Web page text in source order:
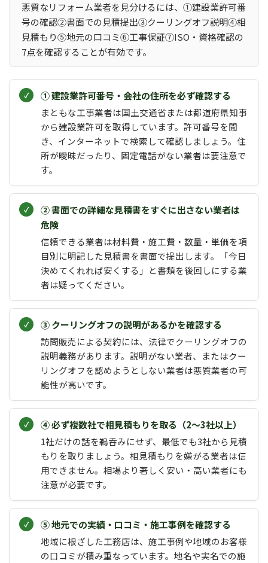
悪質なリフォーム業者を見分けるには、①建設業許可番
号の確認②書面での見積提出③クーリングオフ説明④相
見積もり⑤地元の口コミ⑥工事保証⑦ISO・資格確認の
7点を確認することが有効です。
① 建設業許可番号・会社の住所を必ず確認する
まともな工事業者は国土交通省または都道府県知事
から建設業許可を取得しています。許可番号を聞
き、インターネットで検索して確認しましょう。住
所が曖昧だったり、固定電話がない業者は要注意で
す。
② 書面での詳細な見積書をすぐに出さない業者は
危険
信頼できる業者は材料費・施工費・数量・単価を項
目別に明記した見積書を書面で提出します。「今日
決めてくれれば安くする」と書類を後回しにする業
者は疑ってください。
③ クーリングオフの説明があるかを確認する
訪問販売による契約には、法律でクーリングオフの
説明義務があります。説明がない業者、またはクー
リングオフを認めようとしない業者は悪質業者の可
能性が高いです。
④ 必ず複数社で相見積もりを取る（2〜3社以上）
1社だけの話を鵜呑みにせず、最低でも3社から見積
もりを取りましょう。相見積もりを嫌がる業者は信
用できません。相場より著しく安い・高い業者にも
注意が必要です。
⑤ 地元での実績・口コミ・施工事例を確認する
地域に根ざした工務店は、施工事例や地域のお客様
の口コミが積み重なっています。地名や実名での施